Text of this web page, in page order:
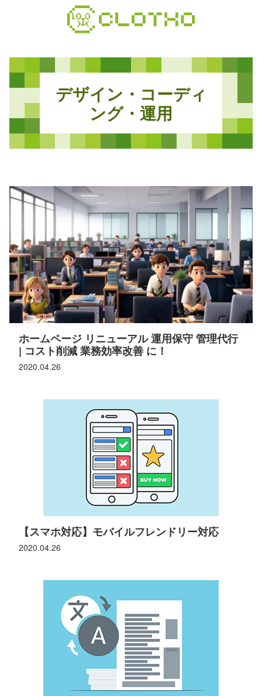
デザイン ・ コーディ
ング・ 運用
2020.04.26
ホームページ リニューアル 運用保守 管理代行
| コスト削減 業務効率改善 に！
2020.04.26
【スマホ対応】モバイルフレンドリー対応